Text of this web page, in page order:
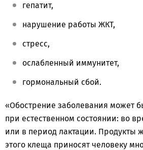
гепатит,
нарушение работы ЖКТ,
стресс,
ослабленный иммунитет,
гормональный сбой.
«Обострение заболевания может
при естественном состоянии: во
или в период лактации. Продукты
этого клеща приносят человеку